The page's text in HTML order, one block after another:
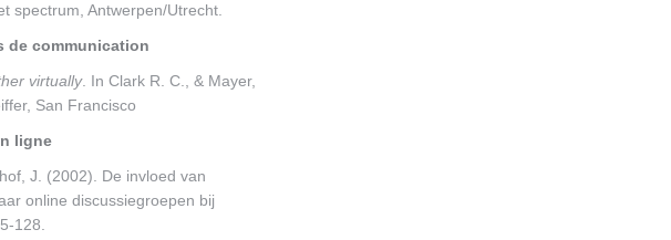
spectrum, Antwerpen/Utrecht.
de communication
virtually. In Clark R. C., & Mayer,
San Francisco
ligne
J. (2002). De invloed van
online discussiegroepen bij
128.